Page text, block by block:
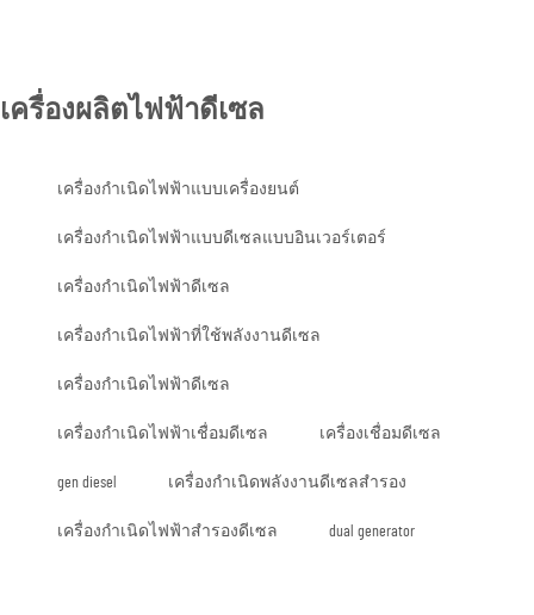
เครื่องผลิตไฟฟ้าดีเซล
เครื่องกำเนิดไฟฟ้าแบบเครื่องยนต์
เครื่องกำเนิดไฟฟ้าแบบดีเซลแบบอินเวอร์เตอร์
เครื่องกำเนิดไฟฟ้าดีเซล
เครื่องกำเนิดไฟฟ้าที่ใช้พลังงานดีเซล
เครื่องกำเนิดไฟฟ้าดีเซล
เครื่องกำเนิดไฟฟ้าเชื่อมดีเซล เครื่องเชื่อมดีเซล
gen diesel เครื่องกำเนิดพลังงานดีเซลสำรอง
เครื่องกำเนิดไฟฟ้าสำรองดีเซล dual generator